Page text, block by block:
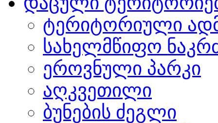
ტერიტორიული
სახელმწიფო
ეროვნული პარკი
აღკვეთილი
ბუნების ძეგლი